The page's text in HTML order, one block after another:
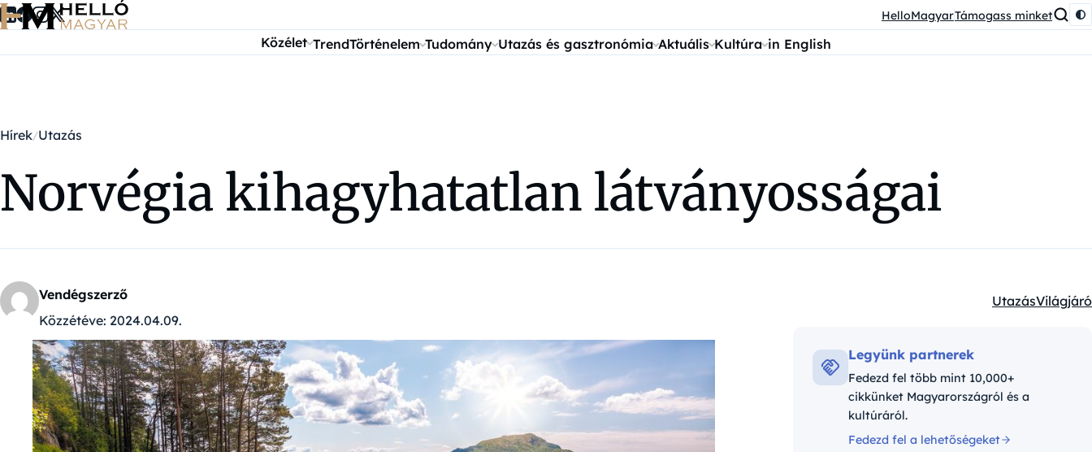
Ugrás a tartalomra HelloMagyarTámogass minket
Közélet TrendTörténelem Tudomány Utazás és gasztronómia Aktuális Kultúra in English
Hírek Utazás
Norvégia kihagyhatatlan látványosságai
Vendégszerző
Közzétéve: 2024.04.09.
Kategóriák:
UtazásVilágjáró
Legyünk partnerek
Fedezd fel több mint 10,000+
cikkünket Magyarországról és a
kultúráról.
Fedezd fel a lehetőségeket